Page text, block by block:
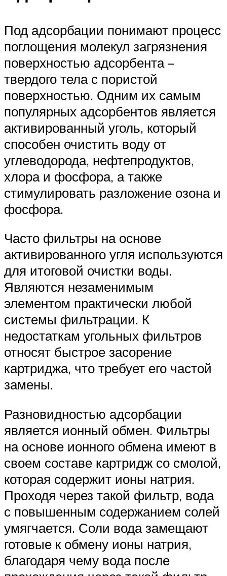
Под адсорбации понимают процесс
поглощения молекул загрязнения
поверхностью адсорбента –
твердого тела с пористой
поверхностью. Одним их самым
популярных адсорбентов является
активированный уголь, который
способен очистить воду от
углеводорода, нефтепродуктов,
хлора и фосфора, а также
стимулировать разложение озона и
фосфора.
Часто фильтры на основе
активированного угля используются
для итоговой очистки воды.
Являются незаменимым
элементом практически любой
системы фильтрации. К
недостаткам угольных фильтров
относят быстрое засорение
картриджа, что требует его частой
замены.
Разновидностью адсорбации
является ионный обмен. Фильтры
на основе ионного обмена имеют в
своем составе картридж со смолой,
которая содержит ионы натрия.
Проходя через такой фильтр, вода
с повышенным содержанием солей
умягчается. Соли вода замещают
готовые к обмену ионы натрия,
благодаря чему вода после